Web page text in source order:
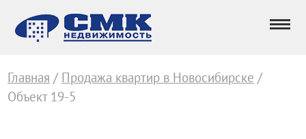
Главная / Продажа квартир в Новосибирске /
Объект 19-5